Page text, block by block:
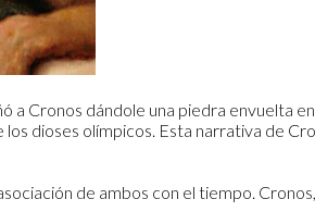
a Cronos dándole una piedra envuelta
dioses olímpicos. Esta narrativa de
de ambos con el tiempo.